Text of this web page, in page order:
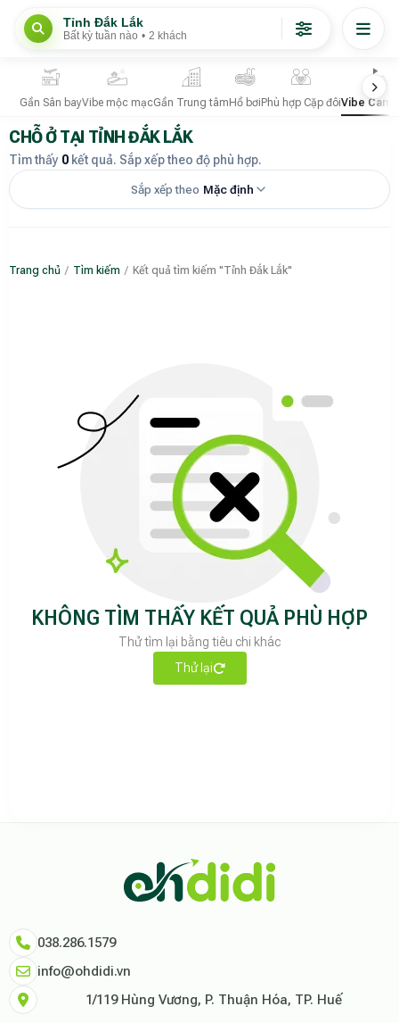
Tỉnh Đắk Lắk
Bất kỳ tuần nào • 2 khách
Gần Sân bayVibe mộc mạcGần Trung tâm Hồ bơi Phù hợp Cặp đôiVibe
CHỖ Ở TẠI TỈNH ĐẮK LẮK
Tìm thấy 0 kết quả. Sắp xếp theo độ phù hợp.
Sắp xếp theo Mặc định
Trang chủ / Tìm kiếm / Kết quả tìm kiếm "Tỉnh Đắk Lắk"
KHÔNG TÌM THẤY KẾT QUẢ PHÙ HỢP
Thử tìm lại bằng tiêu chi khác
Thử lại
"Tại Ohdidi, chúng tôi không chỉ cung cấp chỗ ở, chúng tôi cung
Tham khảo thêm tại:Ohdidi Facebook Official
038.286.1579
info@ohdidi.vn
1/119 Hùng Vương, P. Thuận Hóa, TP. Huế